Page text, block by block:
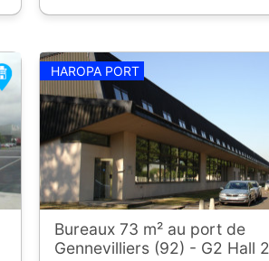
HAROPA PORT
Bureaux 73 m² au port de
Gennevilliers (92) - G2 Hall 2